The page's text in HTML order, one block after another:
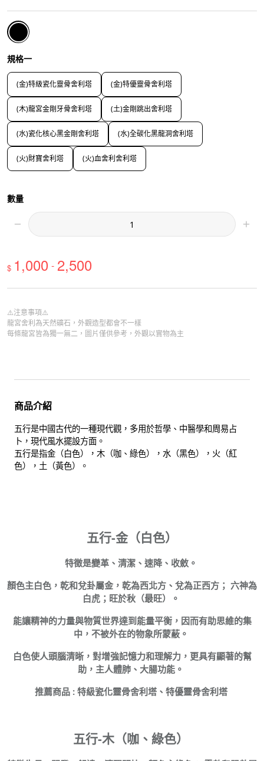
規格一
(金)特級瓷化靈骨舍利塔 (金)特優靈骨舍利塔
(木)龍宮金剛牙骨舍利塔 (土)金剛跳出舍利塔
(水)瓷化核心黑金剛舍利塔 (水)全碳化黑龍洞舍利塔
(火)財寶舍利塔 (火)血舍利舍利塔
數量
$ 1,000 - 2,500
⚠️注意事項⚠️
龍宮舍利為天然礦石，外觀造型都會不一樣
每條龍宮皆為獨一無二，圖片僅供參考，外觀以實物為主
商品介紹
五行是中國古代的一種現代觀，多用於哲學、中醫學和周易占
卜，現代風水擺設方面。
五行是指金（白色），木（咖、綠色），水（黑色），火（紅
色），土（黃色）。
五行-金（白色）
特徵是變革、清潔、速降、收斂。
顏色主白色，乾和兌卦屬金，乾為西北方、兌為正西方； 六神為
白虎；旺於秋（最旺）。
能讓精神的力量與物質世界達到能量平衡，因而有助思維的集
中，不被外在的物象所蒙蔽。
白色使人頭腦清晰，對增強記憶力和理解力，更具有顯著的幫
助，主人體肺、大腸功能。
推薦商品 : 特級瓷化靈骨舍利塔、特優靈骨舍利塔
五行-木（咖、綠色）